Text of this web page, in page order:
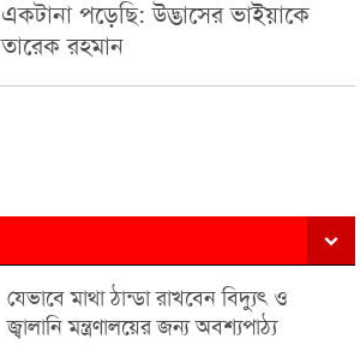
একটানা পড়েছি: উদ্ভাসের ভাইয়াকে
তারেক রহমান
যেভাবে মাথা ঠান্ডা রাখবেন বিদ্যুৎ ও
জ্বালানি মন্ত্রণালয়ের জন্য অবশ্যপাঠ্য